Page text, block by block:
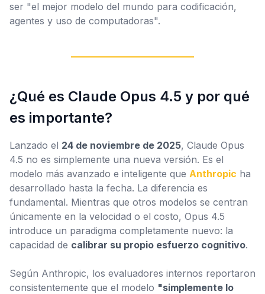
ser "el mejor modelo del mundo para codificación,
agentes y uso de computadoras".
¿Qué es Claude Opus 4.5 y por qué
es importante?
Lanzado el 24 de noviembre de 2025, Claude Opus
4.5 no es simplemente una nueva versión. Es el
modelo más avanzado e inteligente que Anthropic ha
desarrollado hasta la fecha. La diferencia es
fundamental. Mientras que otros modelos se centran
únicamente en la velocidad o el costo, Opus 4.5
introduce un paradigma completamente nuevo: la
capacidad de calibrar su propio esfuerzo cognitivo.
Según Anthropic, los evaluadores internos reportaron
consistentemente que el modelo "simplemente lo